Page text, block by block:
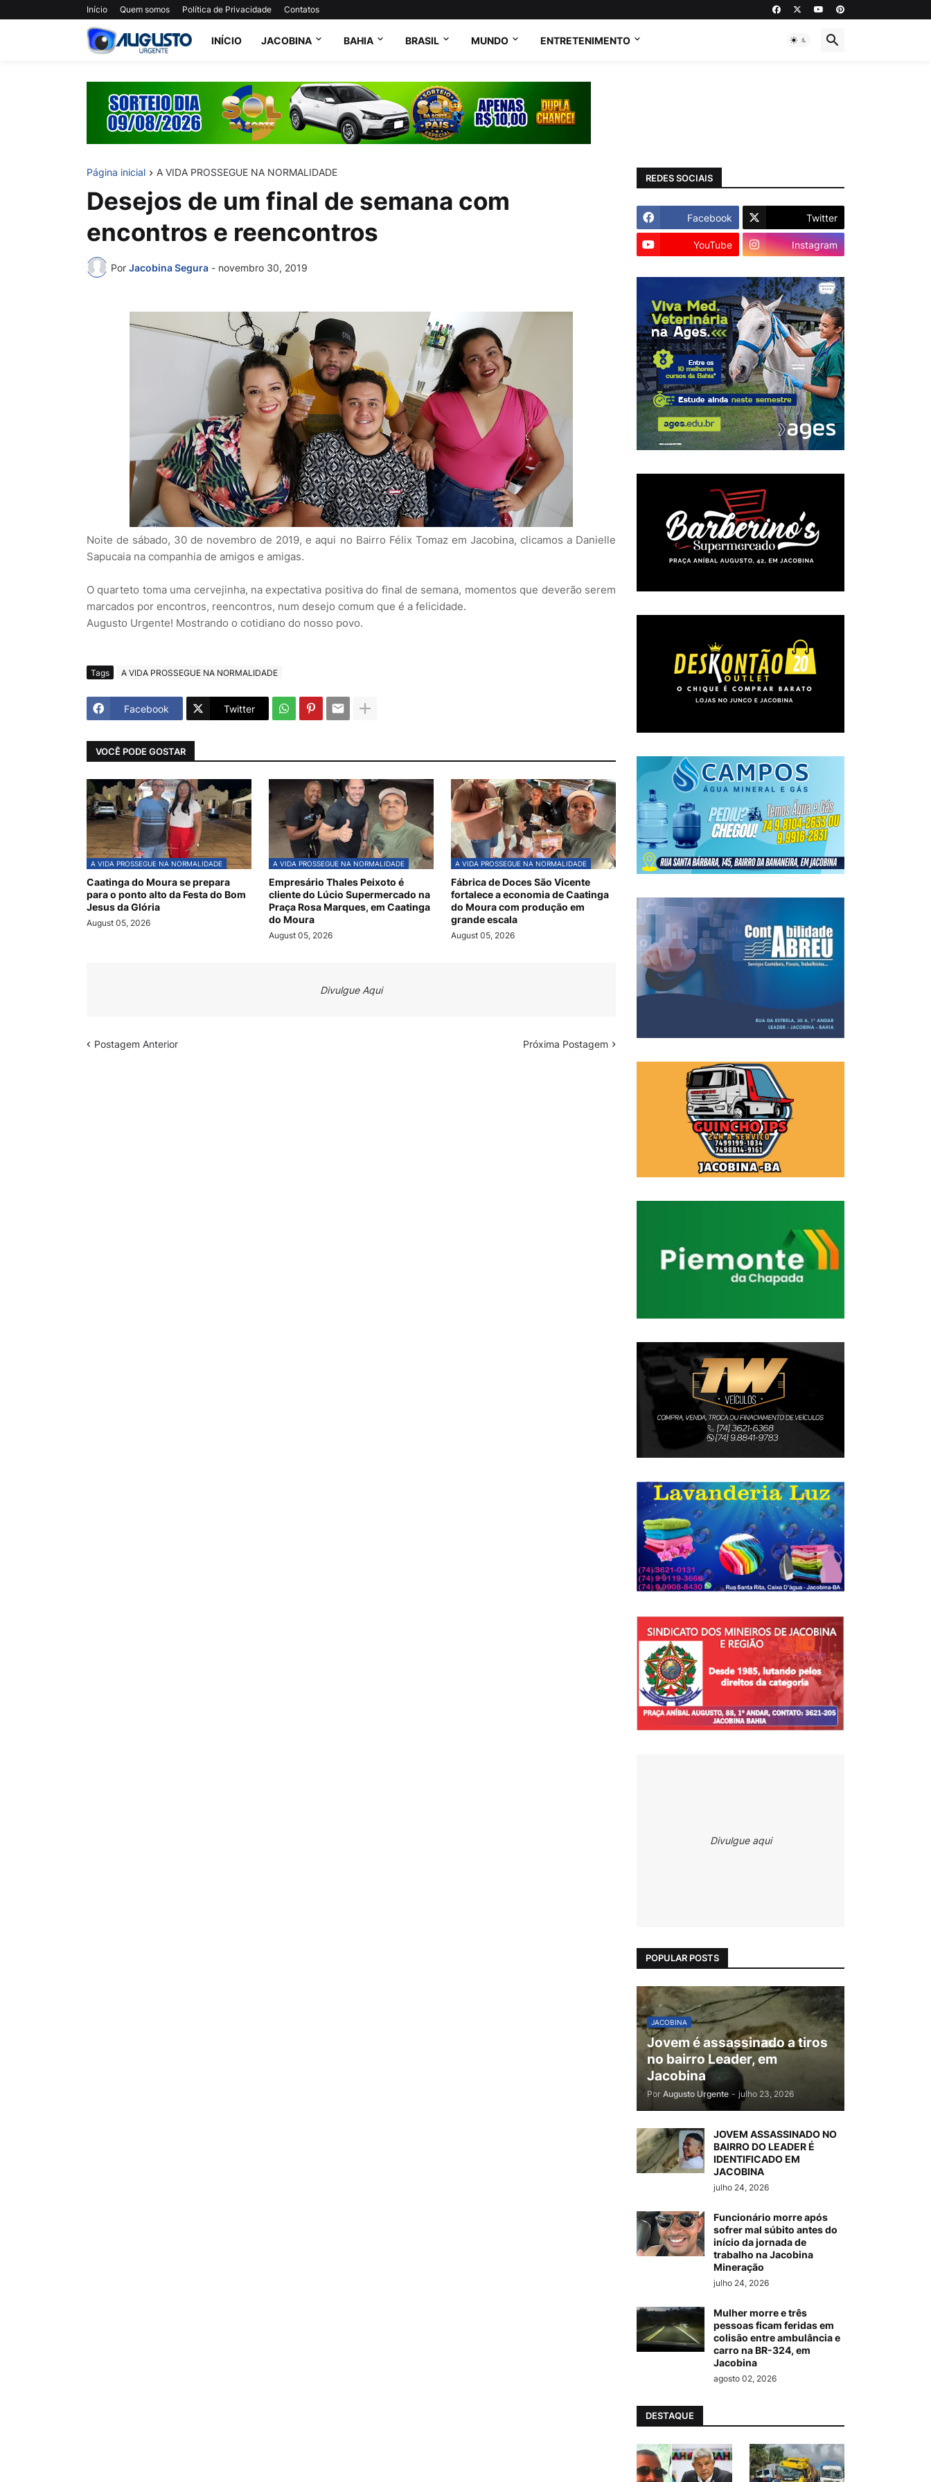
Início Quem somos Política de Privacidade Contatos
INÍCIO JACOBINA BAHIA BRASIL MUNDO ENTRETENIMENTO
Página inicial A VIDA PROSSEGUE NA NORMALIDADE
Desejos de um final de semana com
encontros e reencontros
Por Jacobina Segura - novembro 30, 2019
Noite de sábado, 30 de novembro de 2019, e aqui no Bairro Félix Tomaz em Jacobina, clicamos a Danielle
Sapucaia na companhia de amigos e amigas.
O quarteto toma uma cervejinha, na expectativa positiva do final de semana, momentos que deverão serem
marcados por encontros, reencontros, num desejo comum que é a felicidade.
Augusto Urgente! Mostrando o cotidiano do nosso povo.
Tags A VIDA PROSSEGUE NA NORMALIDADE
Facebook Twitter
VOCÊ PODE GOSTAR
A VIDA PROSSEGUE NA NORMALIDADE
Caatinga do Moura se prepara
para o ponto alto da Festa do Bom
Jesus da Glória
August 05, 2026
A VIDA PROSSEGUE NA NORMALIDADE
Empresário Thales Peixoto é
cliente do Lúcio Supermercado na
Praça Rosa Marques, em Caatinga
do Moura
August 05, 2026
A VIDA PROSSEGUE NA NORMALIDADE
Fábrica de Doces São Vicente
fortalece a economia de Caatinga
do Moura com produção em
grande escala
August 05, 2026
Divulgue Aqui
Postagem Anterior Próxima Postagem
REDES SOCIAIS
Facebook Twitter
YouTube Instagram
Divulgue aqui
POPULAR POSTS
JACOBINA
Jovem é assassinado a tiros
no bairro Leader, em
Jacobina
Por Augusto Urgente - julho 23, 2026
JOVEM ASSASSINADO NO
BAIRRO DO LEADER É
IDENTIFICADO EM
JACOBINA
julho 24, 2026
Funcionário morre após
sofrer mal súbito antes do
início da jornada de
trabalho na Jacobina
Mineração
julho 24, 2026
Mulher morre e três
pessoas ficam feridas em
colisão entre ambulância e
carro na BR-324, em
Jacobina
agosto 02, 2026
DESTAQUE